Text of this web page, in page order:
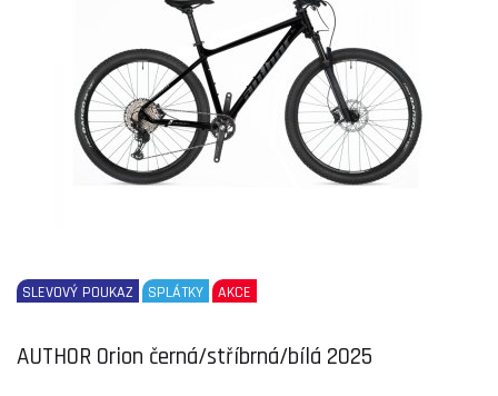
SLEVOVÝ POUKAZ SPLÁTKY AKCE
AUTHOR Orion černá/stříbrná/bílá 2025